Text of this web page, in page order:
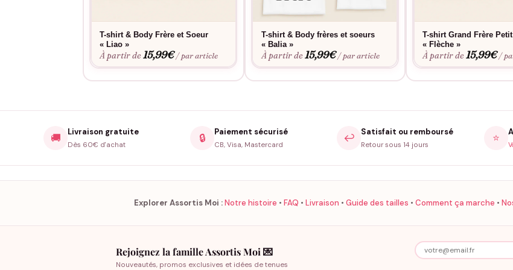
Consultez notreguide des taillespour choisir la coupe parfaite. Envie d’une touche personnelle ?
conservent leur forme et leur éclat après de nombreux lavages en machine.
T-shirt & Body Frère et Soeur
« Liao »
À partir de15,99€ / par article
T-shirt & Body frères et soeurs
« Balia »
À partir de15,99€ / par article
T-shirt Grand Frère
« Flèche »
À partir de15,99€ /
🚚 Livraison gratuite
Dès 60€ d'achat
🔒 Paiement sécurisé
CB, Visa, Mastercard
↩️ Satisfait ou remboursé
Retour sous 14 jours
⭐
Explorer Assortis Moi :Notre histoire • FAQ • Livraison • Guide des tailles • Comment ça marche •
Rejoignez la famille Assortis Moi 💌
Nouveautés, promos exclusives et idées de tenues